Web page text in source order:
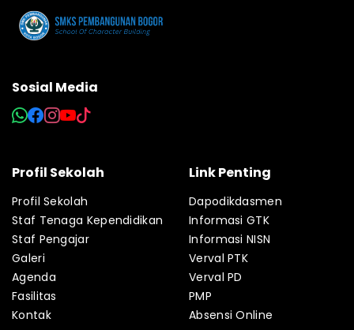
Sosial Media
Profil Sekolah
Profil Sekolah
Staf Tenaga Kependidikan
Staf Pengajar
Galeri
Agenda
Fasilitas
Kontak
Link Penting
Dapodikdasmen
Informasi GTK
Informasi NISN
Verval PTK
Verval PD
PMP
Absensi Online